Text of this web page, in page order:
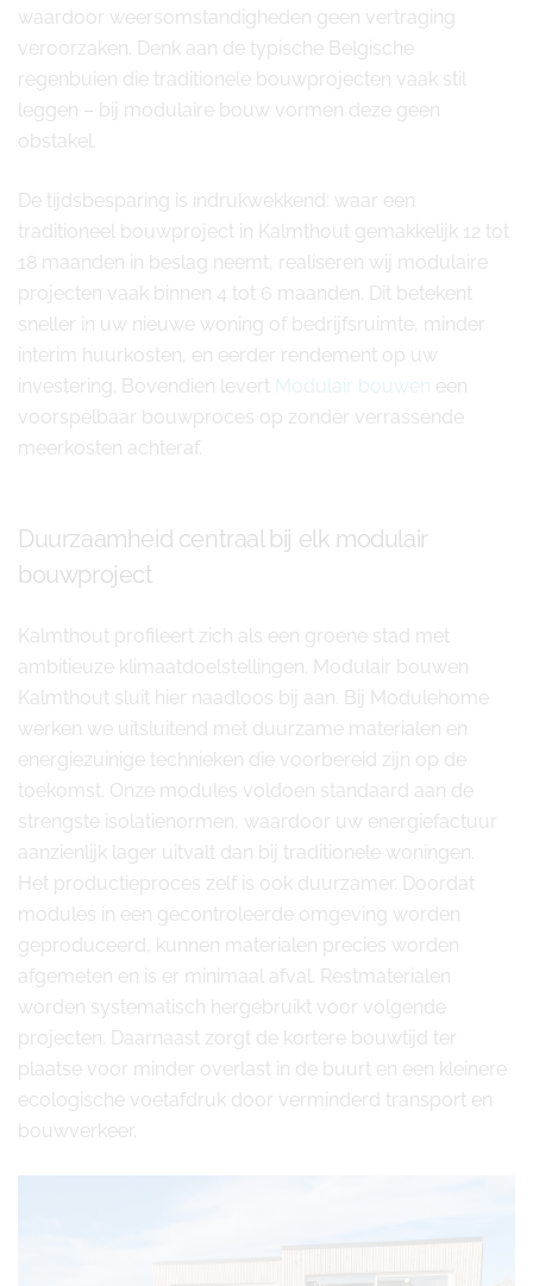
waardoor weersomstandigheden geen vertraging
veroorzaken. Denk aan de typische Belgische
regenbuien die traditionele bouwprojecten vaak stil
leggen – bij modulaire bouw vormen deze geen
obstakel.
De tijdsbesparing is indrukwekkend: waar een
traditioneel bouwproject in Kalmthout gemakkelijk 12 tot
18 maanden in beslag neemt, realiseren wij modulaire
projecten vaak binnen 4 tot 6 maanden. Dit betekent
sneller in uw nieuwe woning of bedrijfsruimte, minder
interim huurkosten, en eerder rendement op uw
investering. Bovendien levert Modulair bouwen een
voorspelbaar bouwproces op zonder verrassende
meerkosten achteraf.
Duurzaamheid centraal bij elk modulair
bouwproject
Kalmthout profileert zich als een groene stad met
ambitieuze klimaatdoelstellingen. Modulair bouwen
Kalmthout sluit hier naadloos bij aan. Bij Modulehome
werken we uitsluitend met duurzame materialen en
energiezuinige technieken die voorbereid zijn op de
toekomst. Onze modules voldoen standaard aan de
strengste isolatienormen, waardoor uw energiefactuur
aanzienlijk lager uitvalt dan bij traditionele woningen.
Het productieproces zelf is ook duurzamer. Doordat
modules in een gecontroleerde omgeving worden
geproduceerd, kunnen materialen precies worden
afgemeten en is er minimaal afval. Restmaterialen
worden systematisch hergebruikt voor volgende
projecten. Daarnaast zorgt de kortere bouwtijd ter
plaatse voor minder overlast in de buurt en een kleinere
ecologische voetafdruk door verminderd transport en
bouwverkeer.